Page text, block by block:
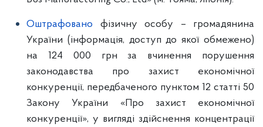
Оштрафовано фізичну особу – громадянина
України (інформація, доступ до якої обмежено)
на 124 000 грн за вчинення порушення
законодавства про захист економічної
конкуренції, передбаченого пунктом 12 статті 50
Закону України «Про захист економічної
конкуренції», у вигляді здійснення концентрації